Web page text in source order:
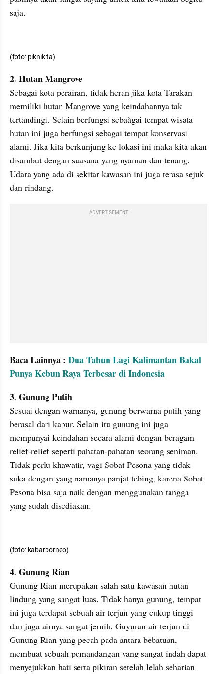
saja.
(foto: piknikita)
2. Hutan Mangrove
Sebagai kota perairan, tidak heran jika kota Tarakan
memiliki hutan Mangrove yang keindahannya tak
tertandingi. Selain berfungsi sebaågai tempat wisata
hutan ini juga berfungsi sebagai tempat konservasi
alami. Jika kita berkunjung ke lokasi ini maka kita akan
disambut dengan suasana yang nyaman dan tenang.
Udara yang ada di sekitar kawasan ini juga terasa sejuk
dan rindang.
ADVERTISEMENT
Baca Lainnya : Dua Tahun Lagi Kalimantan Bakal
Punya Kebun Raya Terbesar di Indonesia
3. Gunung Putih
Sesuai dengan warnanya, gunung berwarna putih yang
berasal dari kapur. Selain itu gunung ini juga
mempunyai keindahan secara alami dengan beragam
relief-relief seperti pahatan-pahatan seorang seniman.
Tidak perlu khawatir, vagi Sobat Pesona yang tidak
suka dengan yang namanya panjat tebing, karena Sobat
Pesona bisa saja naik dengan menggunakan tangga
yang sudah disediakan.
(foto: kabarborneo)
4. Gunung Rian
Gunung Rian merupakan salah satu kawasan hutan
lindung yang sangat luas. Tidak hanya gunung, tempat
ini juga terdapat sebuah air terjun yang cukup tinggi
dan juga airnya sangat jernih. Guyuran air terjun di
Gunung Rian yang pecah pada antara bebatuan,
membuat sebuah pemandangan yang sangat indah dapat
menyejukkan hati serta pikiran setelah lelah seharian